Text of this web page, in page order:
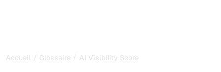
Accueil / Glossaire / AI Visibility Score